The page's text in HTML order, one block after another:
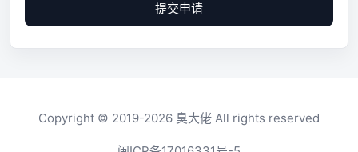
提交申请
Copyright © 2019-2026 臭大佬 All rights reserved